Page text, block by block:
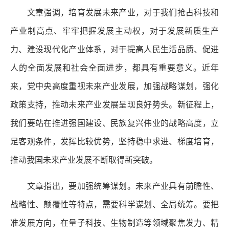
文章强调，培育发展未来产业，对于我们抢占科技和
产业制高点、牢牢把握发展主动权，对于发展新质生产
力、建设现代化产业体系，对于提高人民生活品质、促进
人的全面发展和社会全面进步，都具有重要意义。近年
来，党中央高度重视未来产业发展，加强战略谋划，强化
政策支持，推动未来产业发展呈现良好势头。新征程上，
我们要站在推进强国建设、民族复兴伟业的战略高度，立
足客观条件，发挥比较优势，坚持稳中求进、梯度培育，
推动我国未来产业发展不断取得新突破。
文章指出，要加强统筹谋划。未来产业具有前瞻性、
战略性、颠覆性等特点，需要科学谋划、全局统筹。要把
准发展方向，在量子科技、生物制造等领域聚焦发力、精